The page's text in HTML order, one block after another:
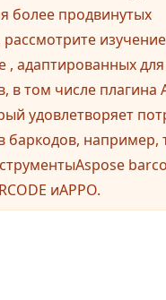
более продвинутых
рассмотрите
, адаптированных для
в том числе плагина
удовлетворяет
баркодов, например,
иAPPO.